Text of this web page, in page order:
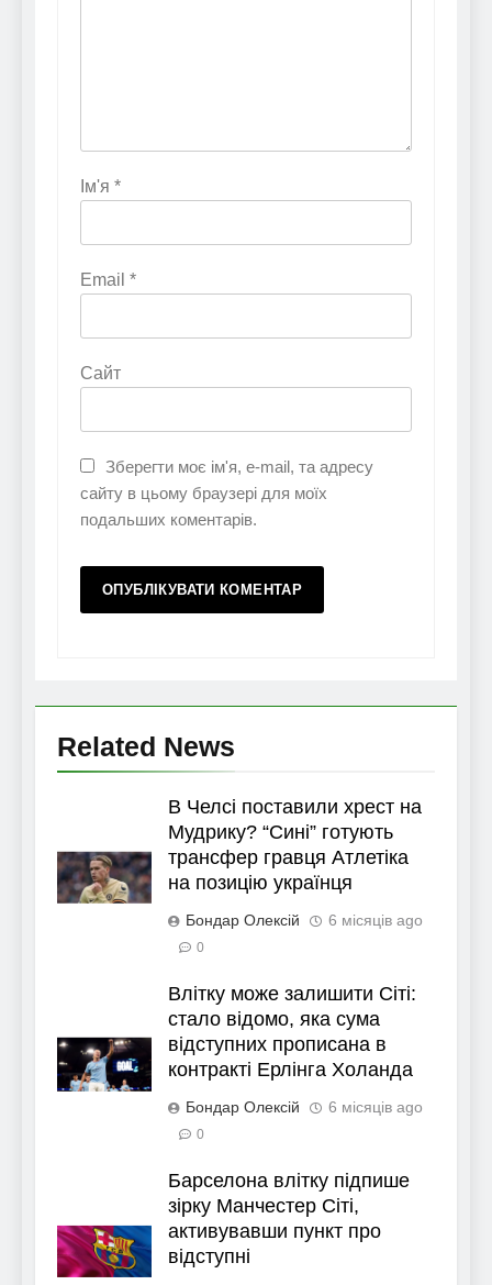
Ім'я *
Email *
Сайт
Зберегти моє ім'я, e-mail, та адресу
сайту в цьому браузері для моїх
подальших коментарів.
Related News
В Челсі поставили хрест на
Мудрику? “Сині” готують
трансфер гравця Атлетіка
на позицію українця
Бондар Олексій 6 місяців ago
0
Влітку може залишити Сіті:
стало відомо, яка сума
відступних прописана в
контракті Ерлінга Холанда
Бондар Олексій 6 місяців ago
0
Барселона влітку підпише
зірку Манчестер Сіті,
активувавши пункт про
відступні